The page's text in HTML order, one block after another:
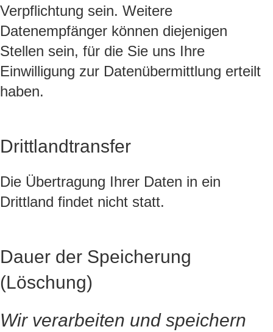
Verpflichtung sein. Weitere
Datenempfänger können diejenigen
Stellen sein, für die Sie uns Ihre
Einwilligung zur Datenübermittlung erteilt
haben.
Drittlandtransfer
Die Übertragung Ihrer Daten in ein
Drittland findet nicht statt.
Dauer der Speicherung
(Löschung)
Wir verarbeiten und speichern